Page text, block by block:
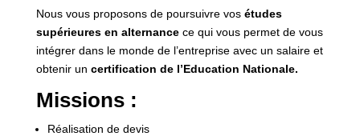
Nous vous proposons de poursuivre vos études
supérieures en alternancece qui vous permet de vous
intégrer dans le monde de l’entreprise avec un salaire et
obtenir un certification de l’Education Nationale.
Missions :
Réalisation de devis